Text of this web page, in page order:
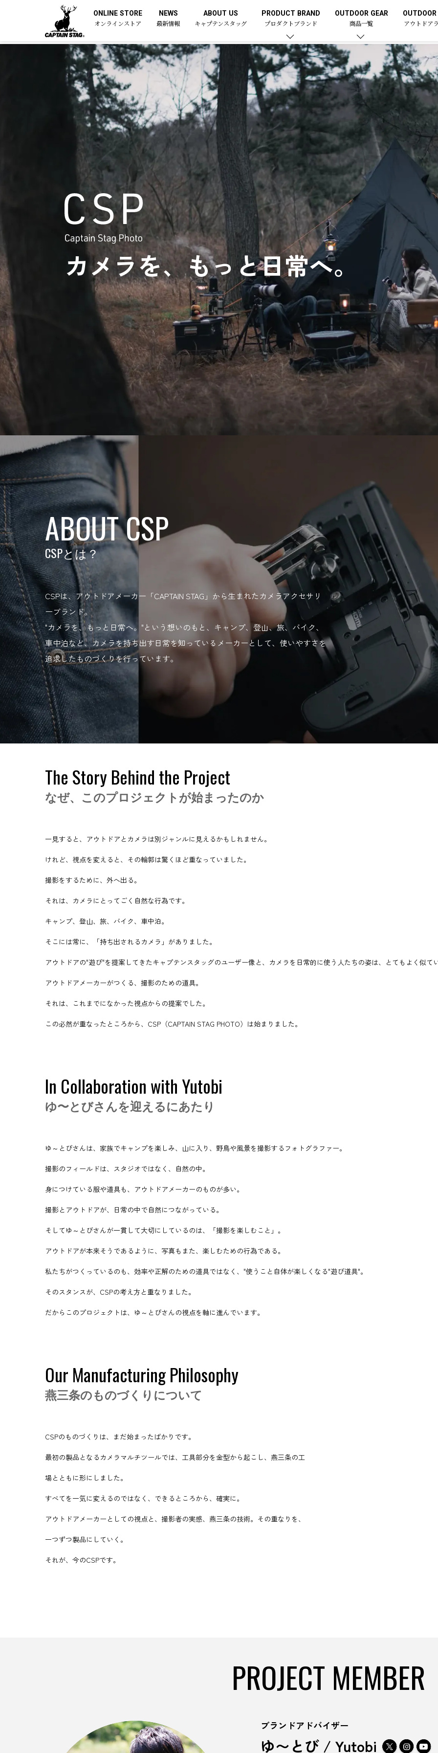
ONLINE STORE
オンラインストア
NEWS
最新情報
ABOUT US
キャプテンスタッグ
PRODUCT BRAND
プロダクトブランド
OUTDOOR GEAR
商品一覧
OUTDOOR
アウトドア
カメラを、もっと日常へ。
ABOUT CSP
CSPとは？
CSPは、アウトドアメーカー「CAPTAIN STAG」から生まれたカメラアクセサリ
ーブランド。
"カメラを、もっと日常へ。"という想いのもと、キャンプ、登山、旅、バイク、
車中泊など、カメラを持ち出す日常を知っているメーカーとして、使いやすさを
追求したものづくりを行っています。
The Story Behind the Project
なぜ、このプロジェクトが始まったのか
一見すると、アウトドアとカメラは別ジャンルに見えるかもしれません。
けれど、視点を変えると、その輪郭は驚くほど重なっていました。
撮影をするために、外へ出る。
それは、カメラにとってごく自然な行為です。
キャンプ、登山、旅、バイク、車中泊。
そこには常に、「持ち出されるカメラ」がありました。
アウトドアの"遊び"を提案してきたキャプテンスタッグのユーザー像と、カメラを日常的に使う人たちの姿は、とてもよく似て
アウトドアメーカーがつくる、撮影のための道具。
それは、これまでになかった視点からの提案でした。
この必然が重なったところから、CSP（CAPTAIN STAG PHOTO）は始まりました。
In Collaboration with Yutobi
ゆ〜とびさんを迎えるにあたり
ゆ～とびさんは、家族でキャンプを楽しみ、山に入り、野鳥や風景を撮影するフォトグラファー。
撮影のフィールドは、スタジオではなく、自然の中。
身につけている服や道具も、アウトドアメーカーのものが多い。
撮影とアウトドアが、日常の中で自然につながっている。
そしてゆ～とびさんが一貫して大切にしているのは、「撮影を楽しむこと」。
アウトドアが本来そうであるように、写真もまた、楽しむための行為である。
私たちがつくっているのも、効率や正解のための道具ではなく、"使うこと自体が楽しくなる"遊び道具"。
そのスタンスが、CSPの考え方と重なりました。
だからこのプロジェクトは、ゆ～とびさんの視点を軸に進んでいます。
Our Manufacturing Philosophy
燕三条のものづくりについて
CSPのものづくりは、まだ始まったばかりです。
最初の製品となるカメラマルチツールでは、工具部分を金型から起こし、燕三条の工
場とともに形にしました。
すべてを一気に変えるのではなく、できるところから、確実に。
アウトドアメーカーとしての視点と、撮影者の実感、燕三条の技術。その重なりを、
一つずつ製品にしていく。
それが、今のCSPです。
PROJECT MEMBER
ブランドアドバイザー
ゆ〜とび / Yutobi